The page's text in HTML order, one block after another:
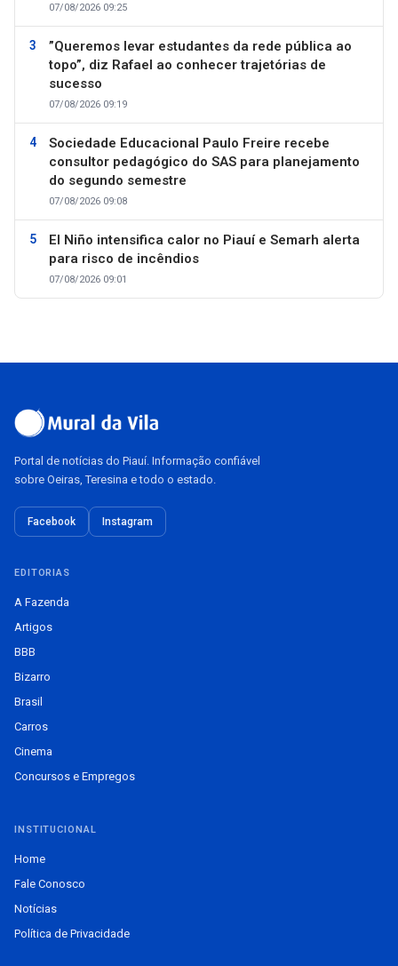
07/08/2026 09:25
”Queremos levar estudantes da rede pública ao
topo”, diz Rafael ao conhecer trajetórias de
sucesso
07/08/2026 09:19
Sociedade Educacional Paulo Freire recebe
consultor pedagógico do SAS para planejamento
do segundo semestre
07/08/2026 09:08
El Niño intensifica calor no Piauí e Semarh alerta
para risco de incêndios
07/08/2026 09:01
Portal de notícias do Piauí. Informação confiável
sobre Oeiras, Teresina e todo o estado.
Facebook Instagram
EDITORIAS
A Fazenda
Artigos
BBB
Bizarro
Brasil
Carros
Cinema
Concursos e Empregos
INSTITUCIONAL
Home
Fale Conosco
Notícias
Política de Privacidade